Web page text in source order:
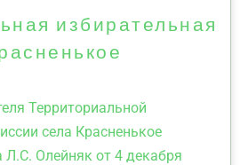
избирательная
Территориальной
села Красненькое
Олейняк от 4 декабря